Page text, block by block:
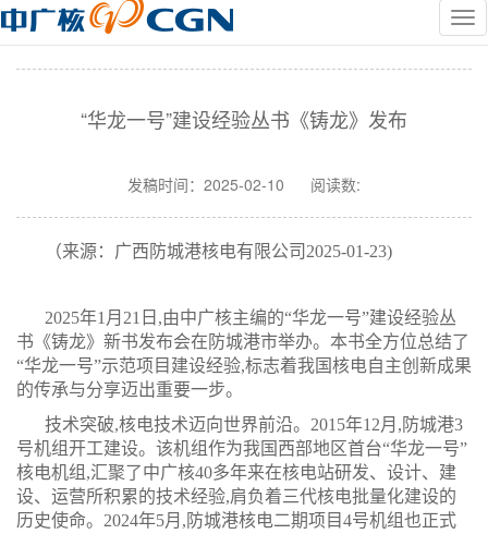
“华龙一号”建设经验丛书《铸龙》发布
发稿时间： 2025-02-10 阅读数:
（来源：广西防城港核电有限公司 2025-01-23)
2025年1月21 日,由中广核主编的“华龙一号”建设经验丛
书《铸龙》新书发布会在防城港市举办。本书全方位总结了
“华龙一号”示范项目建设经验,标志着我国核电自主创新成果
的传承与分享迈出重要一步。
技术突破,核电技术迈向世界前沿。2015年12月,防城港3
号机组开工建设。该机组作为我国西部地区首台“华龙一号”
核电机组,汇聚了中广核40多年来在核电站研发、设计、建
设、运营所积累的技术经验,肩负着三代核电批量化建设的
历史使命。2024年5月,防城港核电二期项目4号机组也正式